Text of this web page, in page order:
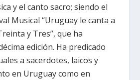
y el canto sacro; siendo el
Musical “Uruguay le canta a
y Tres”, que ha
edición. Ha predicado
a sacerdotes, laicos y
en Uruguay como en